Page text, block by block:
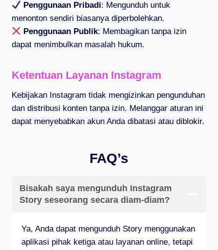
Penggunaan Pribadi: Mengunduh untuk
menonton sendiri biasanya diperbolehkan.
Penggunaan Publik: Membagikan tanpa izin
dapat menimbulkan masalah hukum.
Ketentuan Layanan Instagram
Kebijakan Instagram tidak mengizinkan pengunduhan
dan distribusi konten tanpa izin. Melanggar aturan ini
dapat menyebabkan akun Anda dibatasi atau diblokir.
FAQ’s
Bisakah saya mengunduh Instagram
Story seseorang secara diam-diam?
Ya, Anda dapat mengunduh Story menggunakan
aplikasi pihak ketiga atau layanan online, tetapi